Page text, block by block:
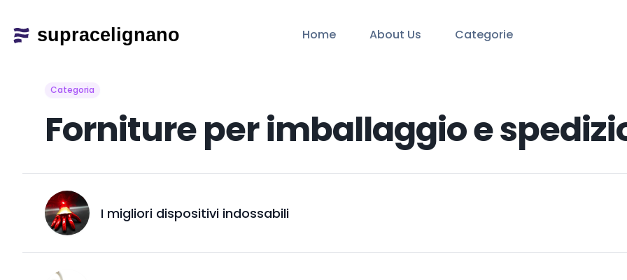
Home About Us Categorie
Categoria
Forniture per imballaggio e
I migliori dispositivi indossabili